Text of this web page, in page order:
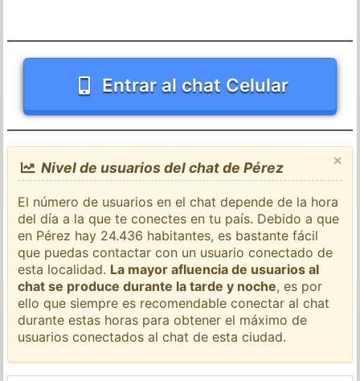
Entrar al chat Celular
×
Nivel de usuarios del chat de Pérez
El número de usuarios en el chat depende de la hora
del día a la que te conectes en tu país. Debido a que
en Pérez hay 24.436 habitantes, es bastante fácil
que puedas contactar con un usuario conectado de
esta localidad. La mayor afluencia de usuarios al
chat se produce durante la tarde y noche, es por
ello que siempre es recomendable conectar al chat
durante estas horas para obtener el máximo de
usuarios conectados al chat de esta ciudad.